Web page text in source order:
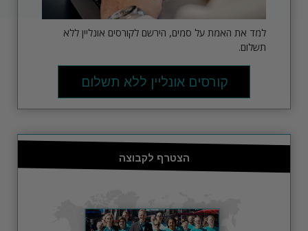
למד את האמת על סמים, הירשם לקורסים אונליין ללא
תשלום.
קורסים אונליין ללא תשלום
הצטרף לקבוצה